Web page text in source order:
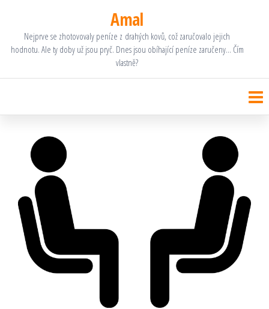
obsah
Amal
Nejprve se zhotovovaly peníze z drahých kovů, což zaručovalo jejich
hodnotu. Ale ty doby už jsou pryč. Dnes jsou obíhající peníze zaručeny… Čím
vlastně?